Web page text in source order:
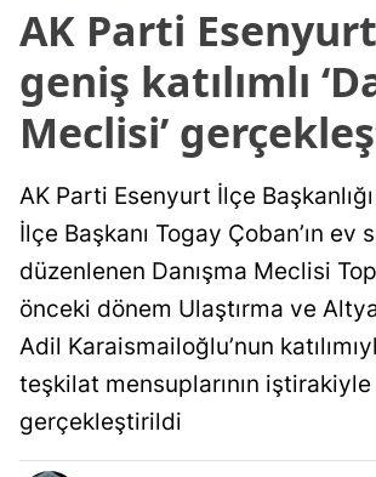
AK Parti
geniş katılımlı
Meclisi’
AK Parti Esenyurt İlçe
İlçe Başkanı Togay Çoban’ın ev
düzenlenen Danışma Meclisi
önceki dönem Ulaştırma ve
Adil Karaismailoğlu’nun
teşkilat mensuplarının iştirakiyle
gerçekleştirildi